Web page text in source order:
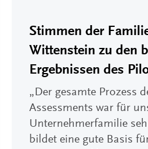
Stimmen der
Wittenstein zu den
Ergebnissen des
„Der gesamte Prozess
Assessments war für
Unternehmerfamilie
bildet eine gute Basis